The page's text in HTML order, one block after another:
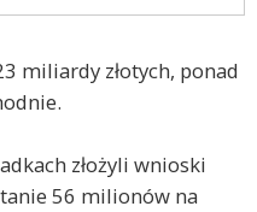
miliardy złotych, ponad
złożyli wnioski
56 milionów na